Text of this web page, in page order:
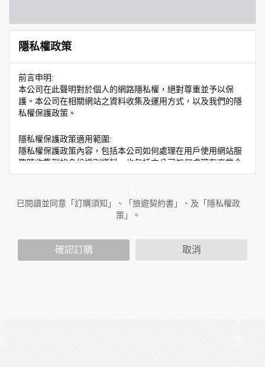
隱私權政策
前言申明:
本公司在此聲明對於個人的網路隱私權，絕對尊重並予以保
護。本公司在相關網站之資料收集及運用方式，以及我們的隱
私權保護政策。
隱私權保護政策適用範圍:
隱私權保護政策內容，包括本公司如何處理在用戶使用網站服
務時收集到的身份識別資料，也包括本公司如何處理在商業合
作與本公司合作時分享的任何身份識別資料。隱私權保護政策
人員。例如您透過本公司旗下網站上的廣告廠商連結，這些置
放連結的廠商也可能蒐集您個人的資料。對於您主動提供的個
人資訊，這些廣告廠商或連結網站有其個別的隱私權保護政
您個人在本網站上的聊天室或討論區中任意公開個人資料的行
已閱讀並同意「訂購須知」、「旅遊契約書」、及「隱私權政
策」。
確認訂購 取消